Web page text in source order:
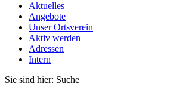
Aktuelles
Angebote
Unser Ortsverein
Aktiv werden
Adressen
Intern
Sie sind hier: Suche